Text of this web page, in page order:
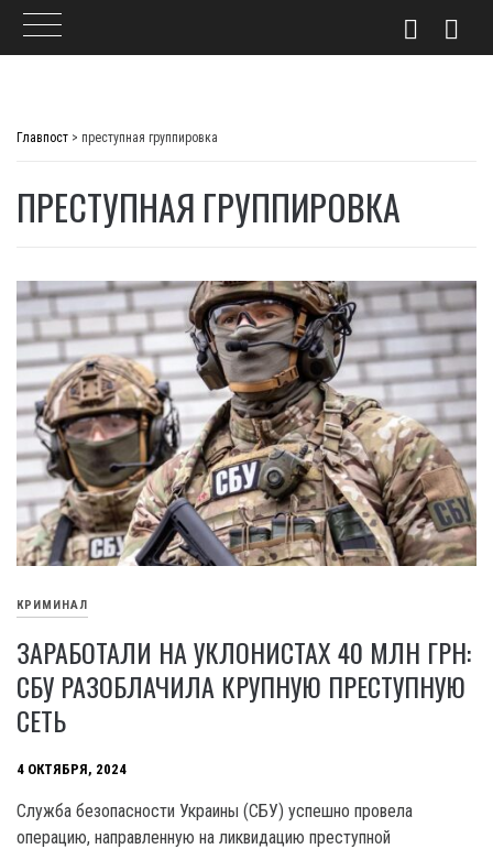
Главпост > преступная группировка
ПРЕСТУПНАЯ ГРУППИРОВКА
КРИМИНАЛ
ЗАРАБОТАЛИ НА УКЛОНИСТАХ 40 МЛН ГРН:
СБУ РАЗОБЛАЧИЛА КРУПНУЮ ПРЕСТУПНУЮ
СЕТЬ
4 ОКТЯБРЯ, 2024
Служба безопасности Украины (СБУ) успешно провела
операцию, направленную на ликвидацию преступной